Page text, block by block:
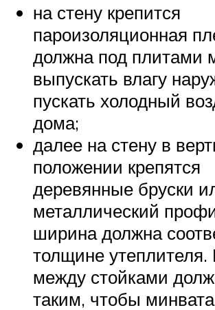
на стену крепится
пароизоляционная
должна под плитами
выпускать влагу
пускать холодный
дома;
далее на стену в
положении крепятся
деревянные бруски
металлический
ширина должна
толщине утеплителя.
между стойками
таким, чтобы минвата